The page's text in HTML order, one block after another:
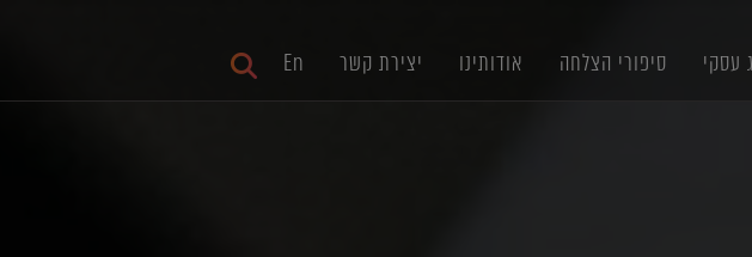
עסקי סיפורי הצלחה אודותינו יצירת קשר En